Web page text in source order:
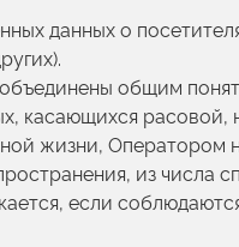
данных о
общим
касающихся
жизни, Оператором
из числа
если